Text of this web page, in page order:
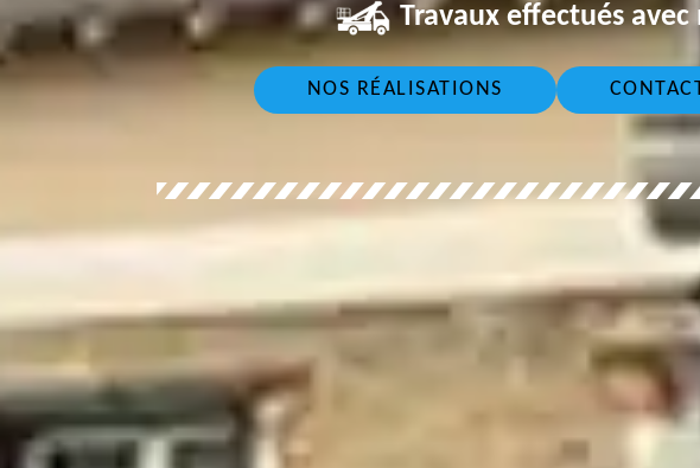
Travaux effectués avec
NOS RÉALISATIONS